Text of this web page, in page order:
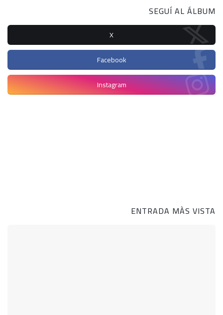
SEGUÍ AL ÁLBUM
X
Facebook
Instagram
ENTRADA MÀS VISTA